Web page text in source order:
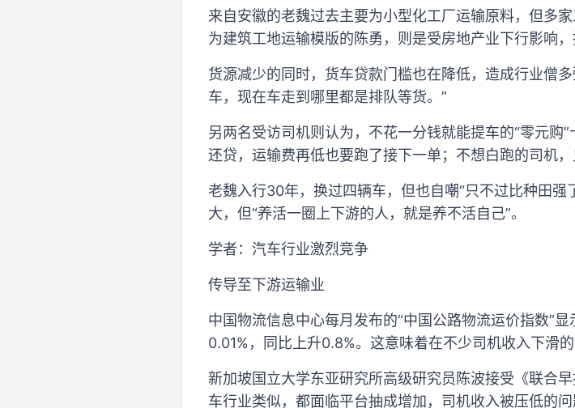
来自安徽的老魏过去主要为小型化工厂运输原料，但多
为建筑工地运输模版的陈勇，则是受房地产业下行影响，
货源减少的同时，货车贷款门槛也在降低，造成行业僧
车，现在车走到哪里都是排队等货。”
另两名受访司机则认为，不花一分钱就能提车的“零元购
还贷，运输费再低也要跑了接下一单；不想白跑的司机，
老魏入行30年，换过四辆车，但也自嘲“只不过比种田
大，但“养活一圈上下游的人，就是养不活自己”。
学者：汽车行业激烈竞争
传导至下游运输业
中国物流信息中心每月发布的“中国公路物流运价指数”
0.01%，同比上升0.8%。这意味着在不少司机收入下滑
新加坡国立大学东亚研究所高级研究员陈波接受《联合
车行业类似，都面临平台抽成增加，司机收入被压低的问